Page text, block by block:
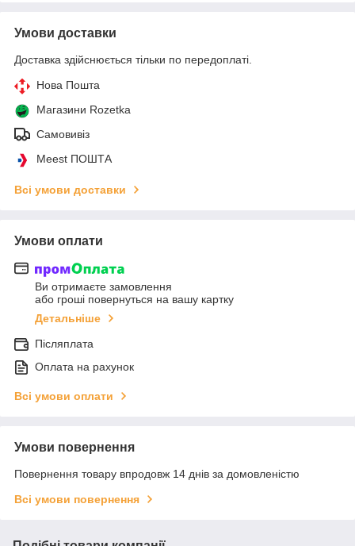
Умови доставки
Доставка здійснюється тільки по передоплаті.
Нова Пошта
Магазини Rozetka
Самовивіз
Meest ПОШТА
Всі умови доставки
Умови оплати
Ви отримаєте замовлення
або гроші повернуться на вашу картку
Детальніше
Післяплата
Оплата на рахунок
Всі умови оплати
Умови повернення
Повернення товару впродовж 14 днів за домовленістю
Всі умови повернення